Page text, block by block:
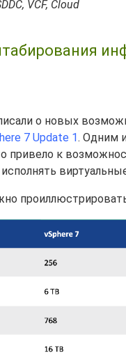
VCF, Cloud
о новых
7 Update 1. Одним
привело к
исполнять